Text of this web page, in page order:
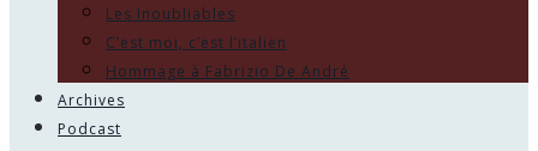
Les Inoubliables
C’est moi, c’est l’italien
Hommage à Fabrizio De André
Archives
Podcast